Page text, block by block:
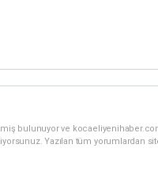
bulunuyor ve
Yazılan tüm yorumlardan